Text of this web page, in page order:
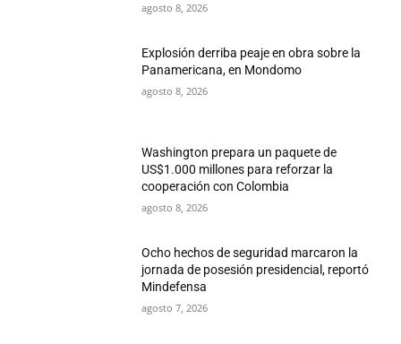
agosto 8, 2026
Explosión derriba peaje en obra sobre la
Panamericana, en Mondomo
agosto 8, 2026
Washington prepara un paquete de
US$1.000 millones para reforzar la
cooperación con Colombia
agosto 8, 2026
Ocho hechos de seguridad marcaron la
jornada de posesión presidencial, reportó
Mindefensa
agosto 7, 2026